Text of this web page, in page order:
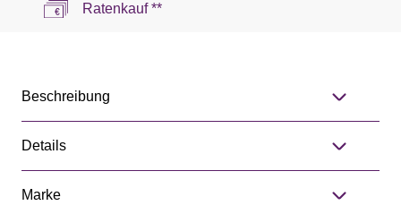
Ratenkauf **
Beschreibung
Details
Marke